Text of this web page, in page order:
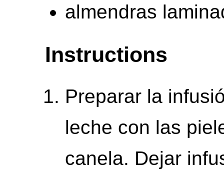
almendras
Instructions
Preparar la
leche con las
canela. Dejar